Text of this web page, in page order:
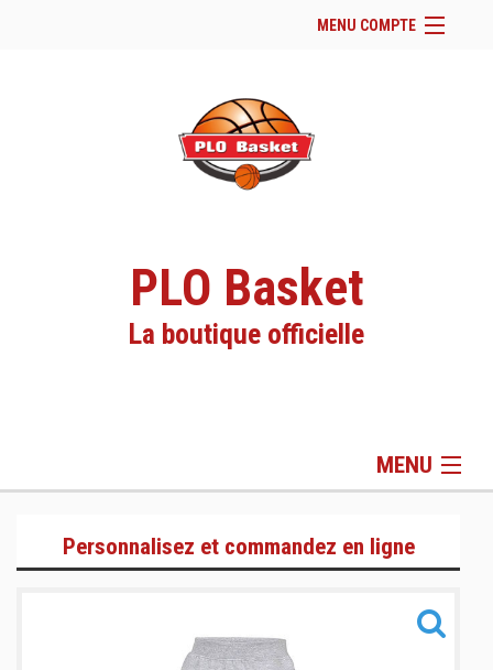
MENU COMPTE
Site Web du club
Facebook
Se connecter
Panier (
PLO Basket
La boutique officielle
MENU
Gamme Training
Personnalisez et commandez en ligne